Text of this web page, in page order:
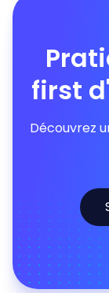
first
Découvrez